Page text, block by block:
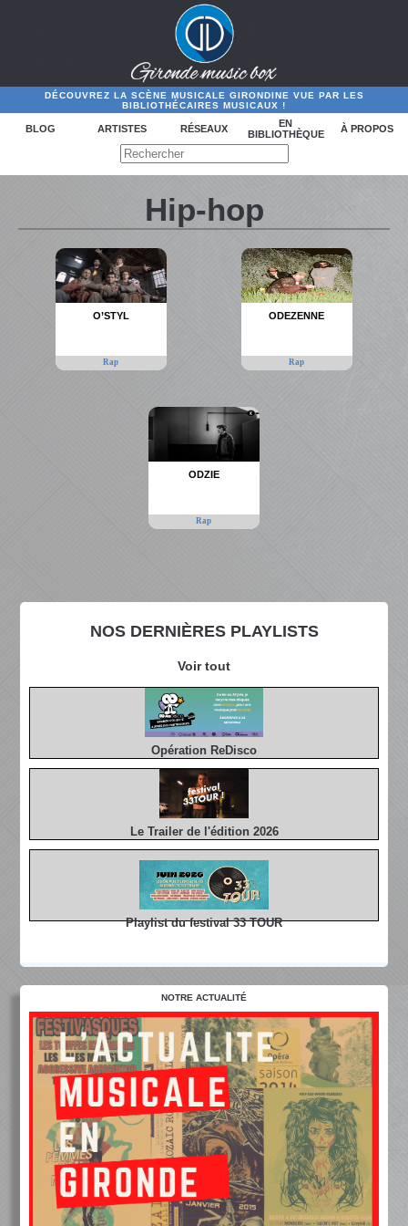
DÉCOUVREZ LA SCÈNE MUSICALE GIRONDINE VUE PAR LES
BIBLIOTHÉCAIRES MUSICAUX !
BLOG ARTISTES RÉSEAUX
EN
BIBLIOTHÈQUE
À PROPOS
NOS DERNIÈRES PLAYLISTS
Voir tout
Opération ReDisco
Le Trailer de l'édition 2026
Playlist du festival 33 TOUR
Hip-hop
O’STYL
Rap
ODEZENNE
Rap
ODZIE
Rap
NOTRE ACTUALITÉ